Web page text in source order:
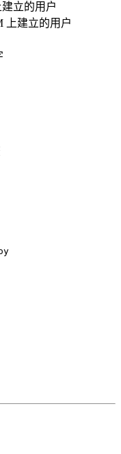
立的用户
上建立的用户